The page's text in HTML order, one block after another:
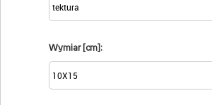
Wymiar [cm]: